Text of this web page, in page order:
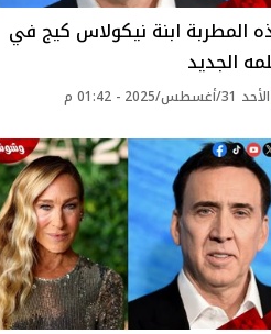
المطربة ابنة نيكولاس كيج في
الجديد
الأحد 31/أغسطس/2025 - 01:42 م